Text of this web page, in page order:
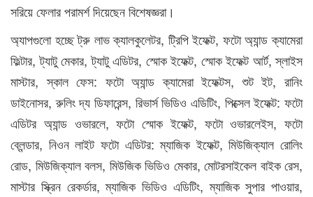
সরিয়ে ফেলার পরামর্শ দিয়েছেন বিশেষজ্ঞরা।
অ্যাপগুলো হচ্ছে ট্রু লাভ ক্যালকুলেটর, ট্রিপি ইফেক্ট, ফটো অ্যান্ড ক্যামেরা
ফিল্টার, ট্যাটু মেকার, ট্যাটু এডিটর, স্মোক ইফেক্ট, স্মোক ইফেক্ট আর্ট, স্লাইস
মাস্টার, স্কাল ফেস: ফটো অ্যান্ড ক্যামেরা ইফেক্টস, শুট ইট, রানিং
ডাইনোসর, রুলিং দ্য ডিফারেন্স, রিভার্স ভিডিও এডিটিং, পিক্সেল ইফেক্ট: ফটো
এডিটর অ্যান্ড ওভারলে, ফটো স্মোক ইফেক্ট, ফটো ওভারলেইস, ফটো
ব্লেন্ডার, নিওন লাইট ফটো এডিটর: ম্যাজিক ইফেক্ট, মিউজিক্যাল রোলিং
রোড, মিউজিক্যাল বলস, মিউজিক ভিডিও মেকার, মোটরসাইকেল বাইক রেস,
মাস্টার স্ক্রিন রেকর্ডার, ম্যাজিক ভিডিও এডিটিং, ম্যাজিক সুপার পাওয়ার,